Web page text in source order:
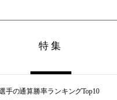
特集
手の通算勝率ランキングTop10